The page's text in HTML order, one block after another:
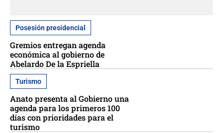
Posesión presidencial
Gremios entregan agenda
económica al gobierno de
Abelardo De la Espriella
Turismo
Anato presenta al Gobierno una
agenda para los primeros 100
días con prioridades para el
turismo